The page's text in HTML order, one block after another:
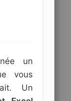
un
vous
Un